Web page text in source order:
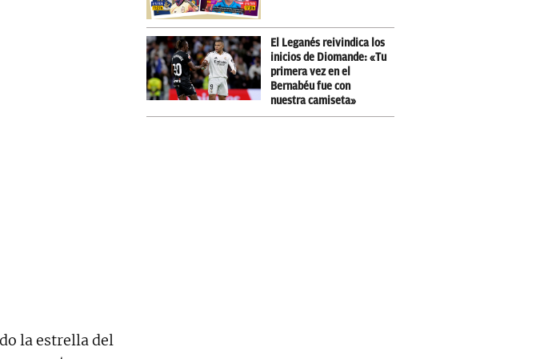
la estrella del
El Leganés reivindica los
inicios de Diomande: «Tu
primera vez en el
Bernabéu fue con
nuestra camiseta»